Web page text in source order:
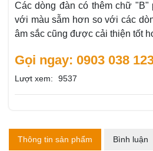
Các dòng đàn có thêm chữ
với màu sẫm hơn so với các
âm sắc cũng được cải thiện tốt
Gọi ngay: 0903 038
Lượt xem: 9537
Thông tin sản phẩm Bình luận